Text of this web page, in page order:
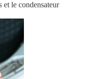
et le condensateur